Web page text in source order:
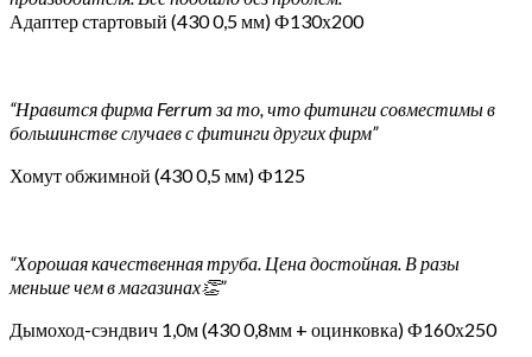
Адаптер стартовый (430 0,5 мм) Ф130х200
“Нравится фирма Ferrum за то, что фитинги совместимы в
большинстве случаев с фитинги других фирм”
Хомут обжимной (430 0,5 мм) Ф125
“Хорошая качественная труба. Цена достойная. В разы
меньше чем в магазинах👏”
Дымоход-сэндвич 1,0м (430 0,8мм + оцинковка) Ф160х250